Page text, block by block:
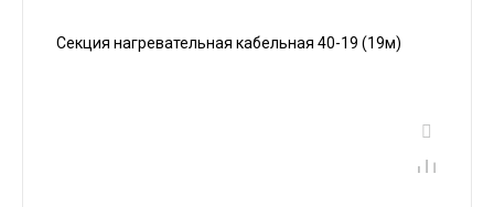
Секция нагревательная кабельная 40-19 (19м)